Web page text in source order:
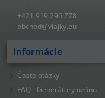
+421 919 296 778
obchod@vlajky.eu
Informácie
Časté otázky
FAQ - Generátory ozónu